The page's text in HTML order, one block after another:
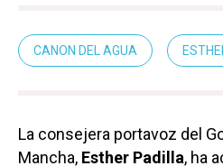
CANON DEL AGUA
La consejera portavoz del
Mancha, Esther Padilla, ha